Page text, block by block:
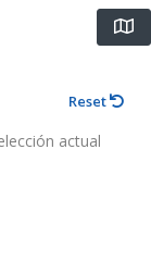
Reset
actual